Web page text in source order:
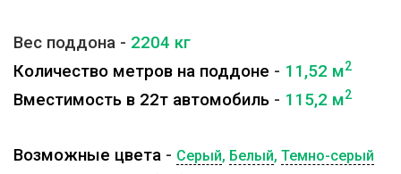
Вес поддона - 2204 кг
Количество метров на поддоне - 11,52 м2
Вместимость в 22т автомобиль - 115,2 м2
Возможные цвета - Серый, Белый, Темно-серый